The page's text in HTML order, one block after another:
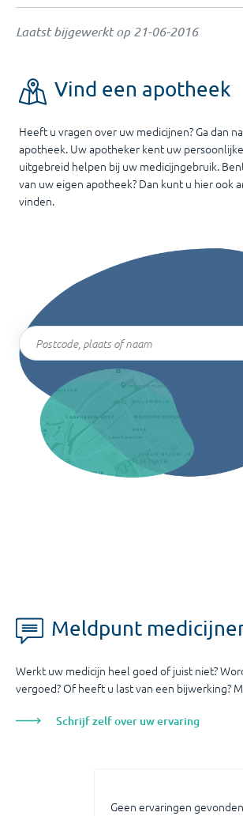
Laatst bijgewerkt op 21-06-2016
Vind een apotheek
Heeft u vragen over uw medicijnen? Ga dan
apotheek. Uw apotheker kent uw
uitgebreid helpen bij uw medicijngebruik.
van uw eigen apotheek? Dan kunt u hier ook
vinden.
Meldpunt
Werkt uw medicijn heel goed of juist niet?
vergoed? Of heeft u last van een bijwerking?
Schrijf zelf over uw ervaring
Geen ervaringen gevonden